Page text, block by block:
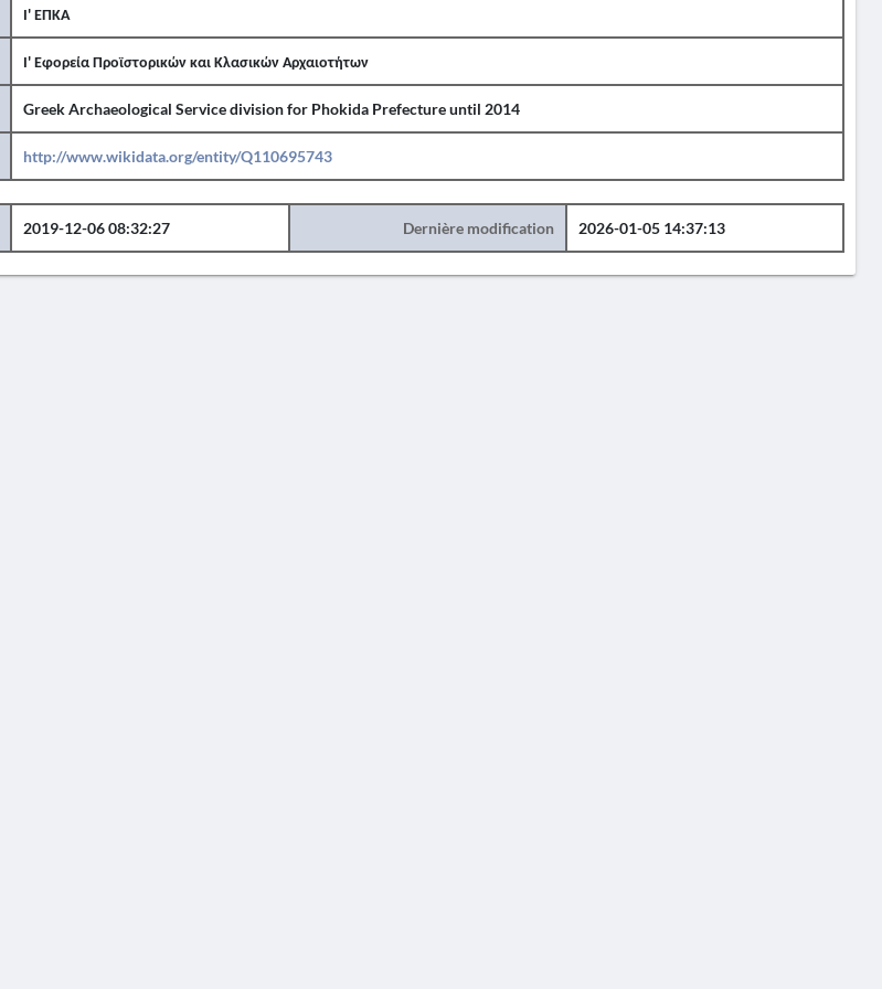
Ι' ΕΠΚΑ
Ι' Εφορεία Προϊστορικών και Κλασικών Αρχαιοτήτων
Greek Archaeological Service division for Phokida Prefecture until 2014
http://www.wikidata.org/entity/Q110695743
2019-12-06 08:32:27 Dernière modification 2026-01-05 14:37:13